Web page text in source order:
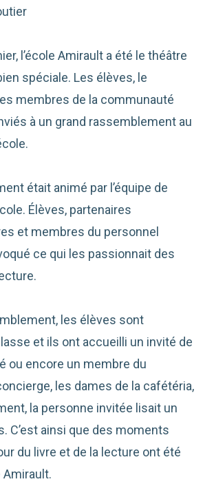
l’école Amirault a été le théâtre
spéciale. Les élèves, le
membres de la communauté
à un grand rassemblement au
était animé par l’équipe de
Élèves, partenaires
et membres du personnel
ce qui les passionnait des
les élèves sont
et ils ont accueilli un invité de
ou encore un membre du
les dames de la cafétéria,
la personne invitée lisait un
C’est ainsi que des moments
du livre et de la lecture ont été
Amirault.